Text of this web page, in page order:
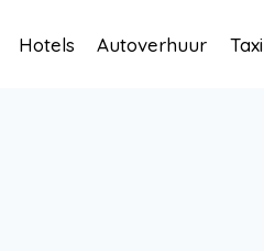
Hotels Autoverhuur Taxi